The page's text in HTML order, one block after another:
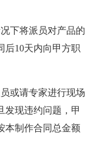
下将派员对产品的
后10天内向甲方职
或请专家进行现场
发现违约问题，甲
本制作合同总金额